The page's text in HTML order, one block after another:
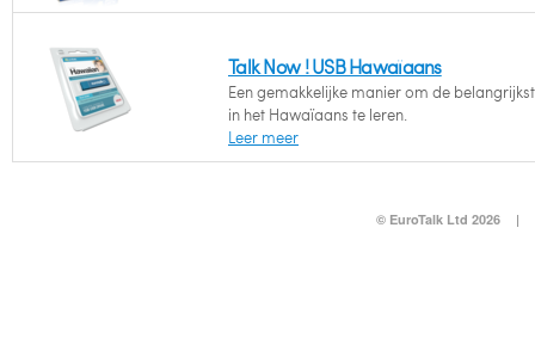
Talk Now ! USB Hawaïaans
Een gemakkelijke manier om de
in het Hawaïaans te leren.
Leer meer
© EuroTalk Ltd 2026 |